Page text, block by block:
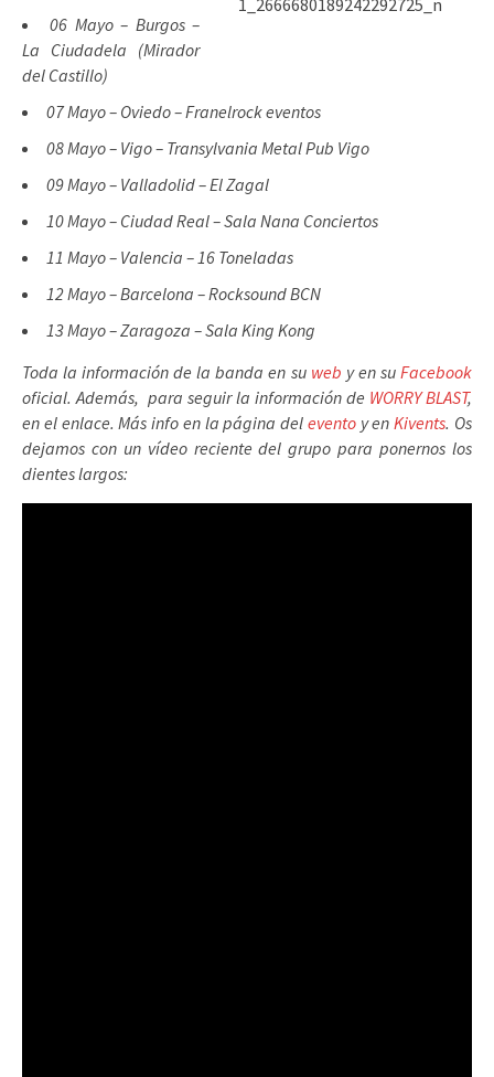
06 Mayo – Burgos –
La Ciudadela (Mirador
del Castillo)
07 Mayo – Oviedo – Franelrock eventos
08 Mayo – Vigo – Transylvania Metal Pub Vigo
09 Mayo – Valladolid – El Zagal
10 Mayo – Ciudad Real – Sala Nana Conciertos
11 Mayo – Valencia – 16 Toneladas
12 Mayo – Barcelona – Rocksound BCN
13 Mayo – Zaragoza – Sala King Kong
Toda la información de la banda en su web y en suFacebook
oficial. Además, para seguir la información de WORRY BLAST,
en el enlace. Más info en la página del eventoy enKivents. Os
dejamos con un vídeo reciente del grupo para ponernos los
dientes largos: